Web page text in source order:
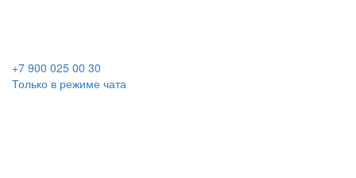
+7 900 025 00 30
Только в режиме чата